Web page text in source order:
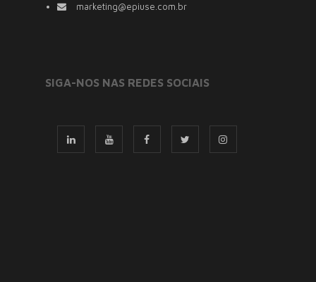
marketing@epiuse.com.br
SIGA-NOS NAS REDES SOCIAIS